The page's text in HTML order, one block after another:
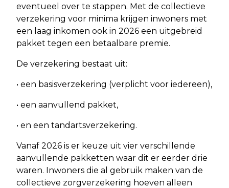
eventueel over te stappen. Met de collectieve
verzekering voor minima krijgen inwoners met
een laag inkomen ook in 2026 een uitgebreid
pakket tegen een betaalbare premie.
De verzekering bestaat uit:
• een basisverzekering (verplicht voor iedereen),
• een aanvullend pakket,
• en een tandartsverzekering.
Vanaf 2026 is er keuze uit vier verschillende
aanvullende pakketten waar dit er eerder drie
waren. Inwoners die al gebruik maken van de
collectieve zorgverzekering hoeven alleen